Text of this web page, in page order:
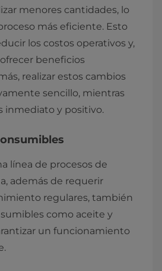
menores cantidades, lo
más eficiente. Esto
los costos operativos y,
beneficios
realizar estos cambios
sencillo, mientras
inmediato y positivo.
línea de procesos de
además de requerir
regulares, también
como aceite y
un funcionamiento